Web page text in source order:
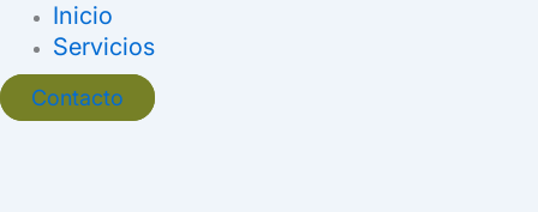
Inicio
Servicios
Contacto